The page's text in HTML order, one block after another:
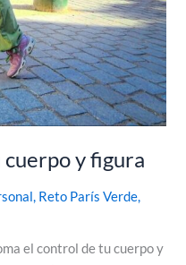
y figura
, Reto París Verde,
el control de tu cuerpo y